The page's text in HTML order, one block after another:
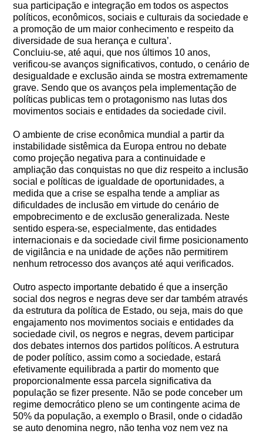
sua participação e integração em todos os aspectos
políticos, econômicos, sociais e culturais da sociedade e
a promoção de um maior conhecimento e respeito da
diversidade de sua herança e cultura’.
Concluiu-se, até aqui, que nos últimos 10 anos,
verificou-se avanços significativos, contudo, o cenário de
desigualdade e exclusão ainda se mostra extremamente
grave. Sendo que os avanços pela implementação de
políticas publicas tem o protagonismo nas lutas dos
movimentos sociais e entidades da sociedade civil.
O ambiente de crise econômica mundial a partir da
instabilidade sistêmica da Europa entrou no debate
como projeção negativa para a continuidade e
ampliação das conquistas no que diz respeito a inclusão
social e políticas de igualdade de oportunidades, a
medida que a crise se espalha tende a ampliar as
dificuldades de inclusão em virtude do cenário de
empobrecimento e de exclusão generalizada. Neste
sentido espera-se, especialmente, das entidades
internacionais e da sociedade civil firme posicionamento
de vigilância e na unidade de ações não permitirem
nenhum retrocesso dos avanços até aqui verificados.
Outro aspecto importante debatido é que a inserção
social dos negros e negras deve ser dar também através
da estrutura da política de Estado, ou seja, mais do que
engajamento nos movimentos sociais e entidades da
sociedade civil, os negros e negras, devem participar
dos debates internos dos partidos políticos. A estrutura
de poder político, assim como a sociedade, estará
efetivamente equilibrada a partir do momento que
proporcionalmente essa parcela significativa da
população se fizer presente. Não se pode conceber um
regime democrático pleno se um contingente acima de
50% da população, a exemplo o Brasil, onde o cidadão
se auto denomina negro, não tenha voz nem vez na